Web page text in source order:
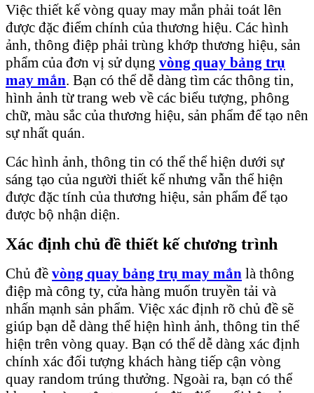
Việc thiết kế vòng quay may mắn phải toát lên
được đặc điểm chính của thương hiệu. Các hình
ảnh, thông điệp phải trùng khớp thương hiệu, sản
phẩm của đơn vị sử dụng vòng quay bảng trụ
may mắn. Bạn có thể dễ dàng tìm các thông tin,
hình ảnh từ trang web về các biểu tượng, phông
chữ, màu sắc của thương hiệu, sản phẩm để tạo nên
sự nhất quán.
Các hình ảnh, thông tin có thể thể hiện dưới sự
sáng tạo của người thiết kế nhưng vẫn thể hiện
được đặc tính của thương hiệu, sản phẩm để tạo
được bộ nhận diện.
Xác định chủ đề thiết kế chương trình
Chủ đề vòng quay bảng trụ may mắn là thông
điệp mà công ty, cửa hàng muốn truyền tải và
nhấn mạnh sản phẩm. Việc xác định rõ chủ đề sẽ
giúp bạn dễ dàng thể hiện hình ảnh, thông tin thể
hiện trên vòng quay. Bạn có thể dễ dàng xác định
chính xác đối tượng khách hàng tiếp cận vòng
quay random trúng thưởng. Ngoài ra, bạn có thể